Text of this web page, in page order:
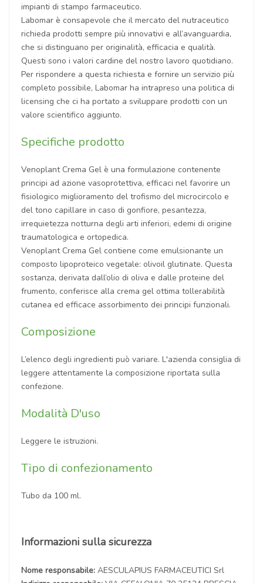
impianti di stampo farmaceutico.
Labomar è consapevole che il mercato del nutraceutico
richieda prodotti sempre più innovativi e all’avanguardia,
che si distinguano per originalità, efficacia e qualità.
Questi sono i valori cardine del nostro lavoro quotidiano.
Per rispondere a questa richiesta e fornire un servizio più
completo possibile, Labomar ha intrapreso una politica di
licensing che ci ha portato a sviluppare prodotti con un
valore scientifico aggiunto.
Specifiche prodotto
Venoplant Crema Gel è una formulazione contenente
principi ad azione vasoprotettiva, efficaci nel favorire un
fisiologico miglioramento del trofismo del microcircolo e
del tono capillare in caso di gonfiore, pesantezza,
irrequietezza notturna degli arti inferiori, edemi di origine
traumatologica e ortopedica.
Venoplant Crema Gel contiene come emulsionante un
composto lipoproteico vegetale: olivoil glutinate. Questa
sostanza, derivata dall’olio di oliva e dalle proteine del
frumento, conferisce alla crema gel ottima tollerabilità
cutanea ed efficace assorbimento dei principi funzionali.
Composizione
L’elenco degli ingredienti può variare. L'azienda consiglia di
leggere attentamente la composizione riportata sulla
confezione.
Modalità D'uso
Leggere le istruzioni.
Tipo di confezionamento
Tubo da 100 ml.
Informazioni sulla sicurezza
Nome responsabile: AESCULAPIUS FARMACEUTICI Srl